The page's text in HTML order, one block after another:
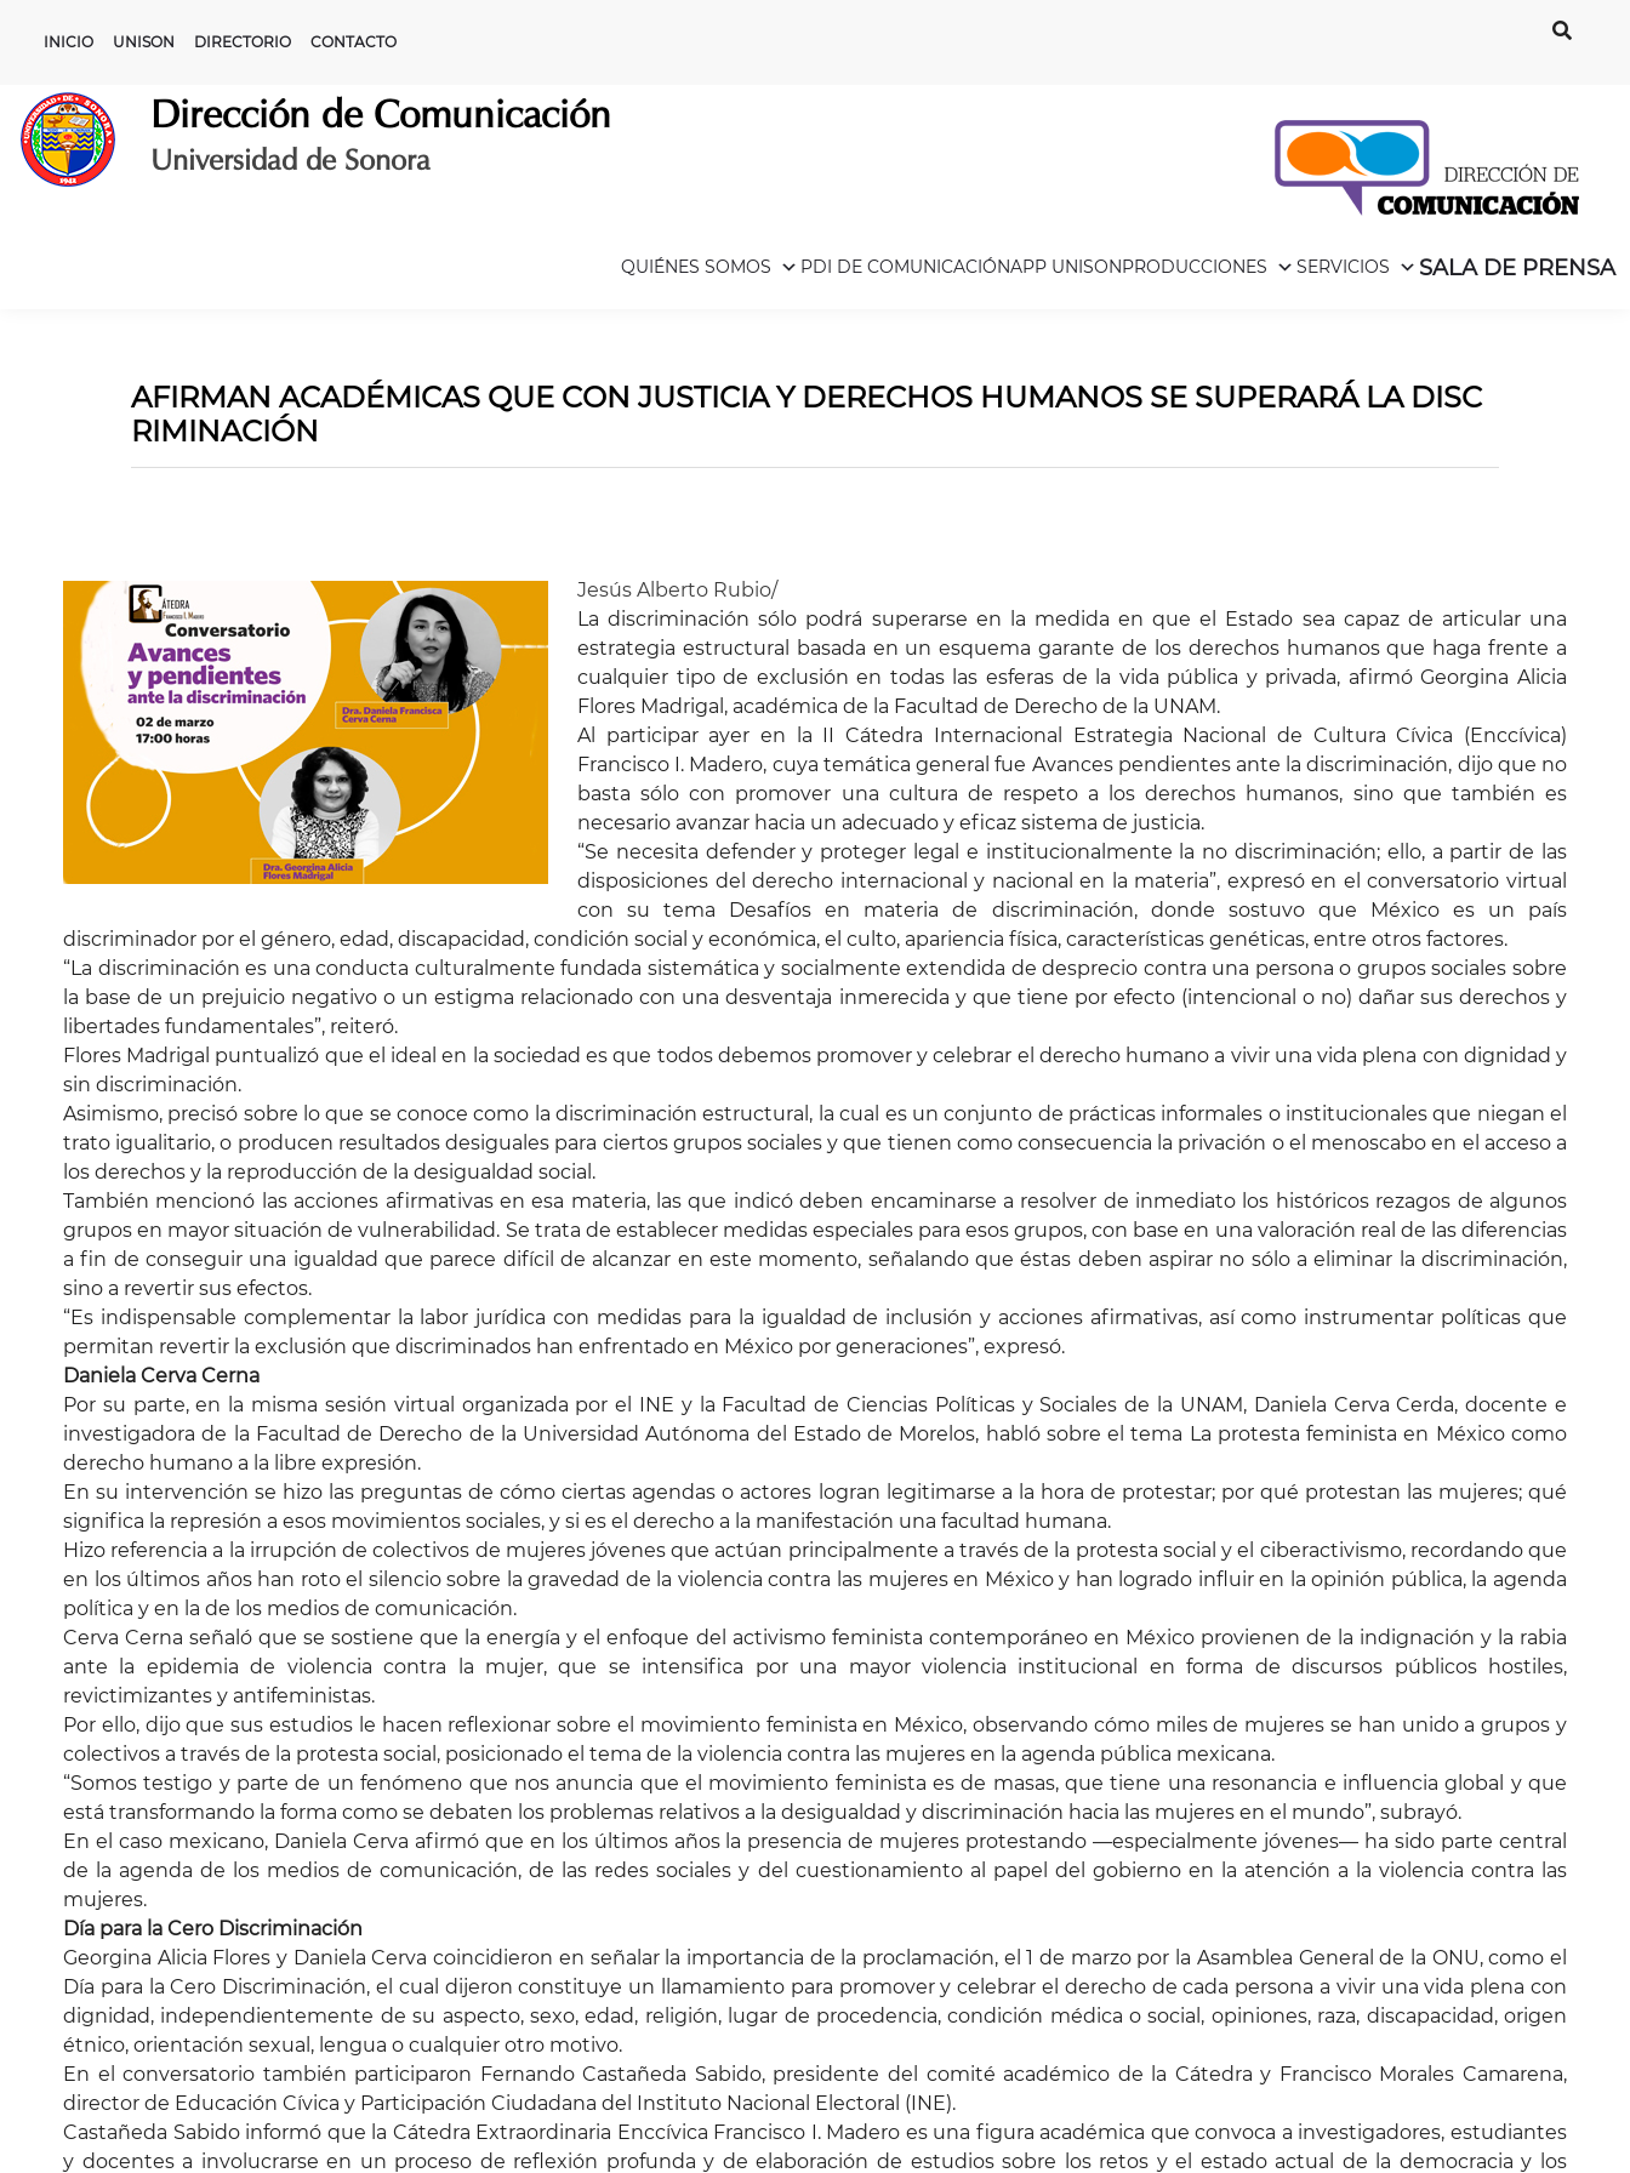
INICIO UNISON DIRECTORIO CONTACTO
Dirección de Comunicación
Universidad de Sonora
QUIÉNES SOMOS PDI DE COMUNICACIÓNAPP UNISONPRODUCCIONES SERVICIOS SALA DE PRENSA
AFIRMAN ACADÉMICAS QUE CON JUSTICIA Y DERECHOS HUMANOS SE SUPERARÁ LA DISC
RIMINACIÓN
Jesús Alberto Rubio/
La discriminación sólo podrá superarse en la medida en que el Estado sea capaz de articular una
estrategia estructural basada en un esquema garante de los derechos humanos que haga frente a
cualquier tipo de exclusión en todas las esferas de la vida pública y privada, afirmó Georgina Alicia
Flores Madrigal, académica de la Facultad de Derecho de la UNAM.
Al participar ayer en la II Cátedra Internacional Estrategia Nacional de Cultura Cívica (Enccívica)
Francisco I. Madero, cuya temática general fue Avances pendientes ante la discriminación, dijo que no
basta sólo con promover una cultura de respeto a los derechos humanos, sino que también es
necesario avanzar hacia un adecuado y eficaz sistema de justicia.
“Se necesita defender y proteger legal e institucionalmente la no discriminación; ello, a partir de las
disposiciones del derecho internacional y nacional en la materia”, expresó en el conversatorio virtual
con su tema Desafíos en materia de discriminación, donde sostuvo que México es un país
discriminador por el género, edad, discapacidad, condición social y económica, el culto, apariencia física, características genéticas, entre otros factores.
“La discriminación es una conducta culturalmente fundada sistemática y socialmente extendida de desprecio contra una persona o grupos sociales sobre
la base de un prejuicio negativo o un estigma relacionado con una desventaja inmerecida y que tiene por efecto (intencional o no) dañar sus derechos y
libertades fundamentales”, reiteró.
Flores Madrigal puntualizó que el ideal en la sociedad es que todos debemos promover y celebrar el derecho humano a vivir una vida plena con dignidad y
sin discriminación.
Asimismo, precisó sobre lo que se conoce como la discriminación estructural, la cual es un conjunto de prácticas informales o institucionales que niegan el
trato igualitario, o producen resultados desiguales para ciertos grupos sociales y que tienen como consecuencia la privación o el menoscabo en el acceso a
los derechos y la reproducción de la desigualdad social.
También mencionó las acciones afirmativas en esa materia, las que indicó deben encaminarse a resolver de inmediato los históricos rezagos de algunos
grupos en mayor situación de vulnerabilidad. Se trata de establecer medidas especiales para esos grupos, con base en una valoración real de las diferencias
a fin de conseguir una igualdad que parece difícil de alcanzar en este momento, señalando que éstas deben aspirar no sólo a eliminar la discriminación,
sino a revertir sus efectos.
“Es indispensable complementar la labor jurídica con medidas para la igualdad de inclusión y acciones afirmativas, así como instrumentar políticas que
permitan revertir la exclusión que discriminados han enfrentado en México por generaciones”, expresó.
Daniela Cerva Cerna
Por su parte, en la misma sesión virtual organizada por el INE y la Facultad de Ciencias Políticas y Sociales de la UNAM, Daniela Cerva Cerda, docente e
investigadora de la Facultad de Derecho de la Universidad Autónoma del Estado de Morelos, habló sobre el tema La protesta feminista en México como
derecho humano a la libre expresión.
En su intervención se hizo las preguntas de cómo ciertas agendas o actores logran legitimarse a la hora de protestar; por qué protestan las mujeres; qué
significa la represión a esos movimientos sociales, y si es el derecho a la manifestación una facultad humana.
Hizo referencia a la irrupción de colectivos de mujeres jóvenes que actúan principalmente a través de la protesta social y el ciberactivismo, recordando que
en los últimos años han roto el silencio sobre la gravedad de la violencia contra las mujeres en México y han logrado influir en la opinión pública, la agenda
política y en la de los medios de comunicación.
Cerva Cerna señaló que se sostiene que la energía y el enfoque del activismo feminista contemporáneo en México provienen de la indignación y la rabia
ante la epidemia de violencia contra la mujer, que se intensifica por una mayor violencia institucional en forma de discursos públicos hostiles,
revictimizantes y antifeministas.
Por ello, dijo que sus estudios le hacen reflexionar sobre el movimiento feminista en México, observando cómo miles de mujeres se han unido a grupos y
colectivos a través de la protesta social, posicionado el tema de la violencia contra las mujeres en la agenda pública mexicana.
“Somos testigo y parte de un fenómeno que nos anuncia que el movimiento feminista es de masas, que tiene una resonancia e influencia global y que
está transformando la forma como se debaten los problemas relativos a la desigualdad y discriminación hacia las mujeres en el mundo”, subrayó.
En el caso mexicano, Daniela Cerva afirmó que en los últimos años la presencia de mujeres protestando —especialmente jóvenes— ha sido parte central
de la agenda de los medios de comunicación, de las redes sociales y del cuestionamiento al papel del gobierno en la atención a la violencia contra las
mujeres.
Día para la Cero Discriminación
Georgina Alicia Flores y Daniela Cerva coincidieron en señalar la importancia de la proclamación, el 1 de marzo por la Asamblea General de la ONU, como el
Día para la Cero Discriminación, el cual dijeron constituye un llamamiento para promover y celebrar el derecho de cada persona a vivir una vida plena con
dignidad, independientemente de su aspecto, sexo, edad, religión, lugar de procedencia, condición médica o social, opiniones, raza, discapacidad, origen
étnico, orientación sexual, lengua o cualquier otro motivo.
En el conversatorio también participaron Fernando Castañeda Sabido, presidente del comité académico de la Cátedra y Francisco Morales Camarena,
director de Educación Cívica y Participación Ciudadana del Instituto Nacional Electoral (INE).
Castañeda Sabido informó que la Cátedra Extraordinaria Enccívica Francisco I. Madero es una figura académica que convoca a investigadores, estudiantes
y docentes a involucrarse en un proceso de reflexión profunda y de elaboración de estudios sobre los retos y el estado actual de la democracia y los